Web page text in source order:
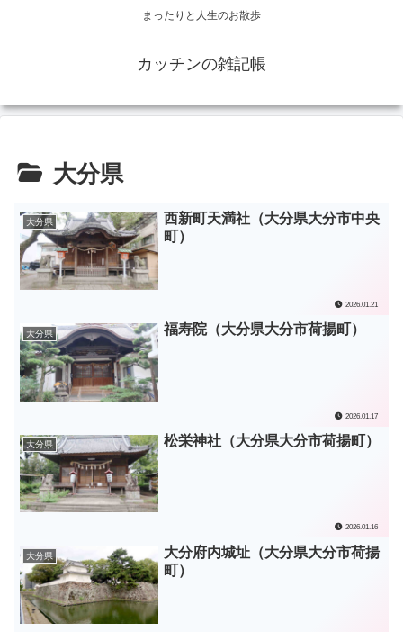
まったりと人生のお散歩
カッチンの雑記帳
大分県
大分県
西新町天満社（大分県大分市中央
町）
2026.01.21
大分県 福寿院（大分県大分市荷揚町）
2026.01.17
大分県 松栄神社（大分県大分市荷揚町）
2026.01.16
大分県
大分府内城址（大分県大分市荷揚
町）